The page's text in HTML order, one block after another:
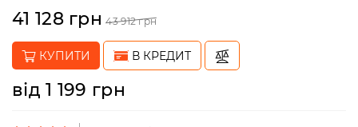
artmoto.info@gmail.com
Режим
роботи:
41 128 грн 43 912 грн
КУПИТИ В КРЕДИТ
від 1 199 грн